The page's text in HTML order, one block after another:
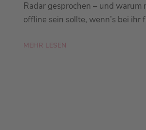
Radar gesprochen – und warum
offline sein sollte, wenn’s bei ihr
MEHR LESEN